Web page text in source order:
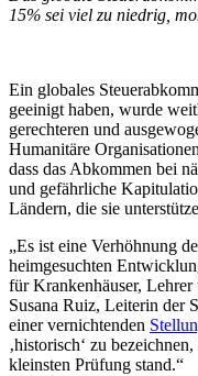
15% sei viel zu niedrig,
Ein globales
geeinigt haben, wurde
gerechteren und
Humanitäre
dass das Abkommen bei
und gefährliche
Ländern, die sie
„Es ist eine Verhöhnung
heimgesuchten
für Krankenhäuser, Lehrer
Susana Ruiz, Leiterin der
einer vernichtenden
‚historisch‘ zu
kleinsten Prüfung stand.“